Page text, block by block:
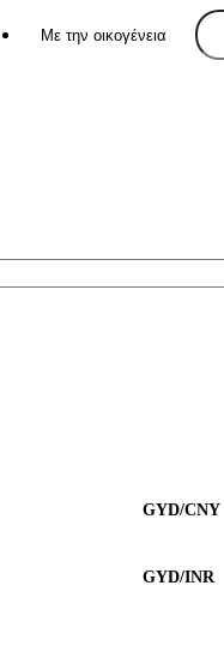
Με την οικογένεια
GYD/CNY
GYD/INR